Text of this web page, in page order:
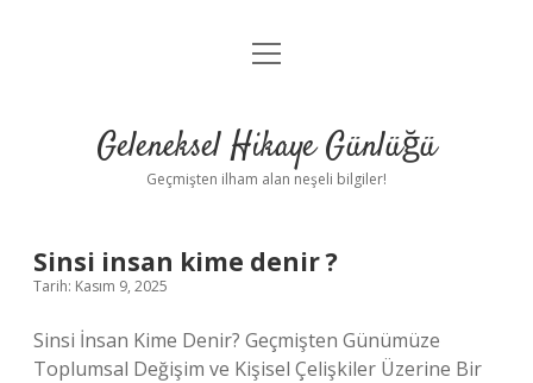
Anasayfa
Yasal Uyarı
menüyü
Geleneksel Hikaye Günlüğü
Geçmişten ilham alan neşeli bilgiler!
Sinsi insan kime denir ?
Tarih: Kasım 9, 2025
Sinsi İnsan Kime Denir? Geçmişten Günümüze
Toplumsal Değişim ve Kişisel Çelişkiler Üzerine Bir